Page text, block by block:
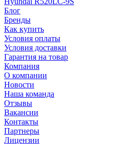
Блог
Бренды
Как купить
Условия оплаты
Условия доставки
Гарантия на товар
Компания
О компании
Новости
Наша команда
Отзывы
Вакансии
Контакты
Партнеры
Лицензии